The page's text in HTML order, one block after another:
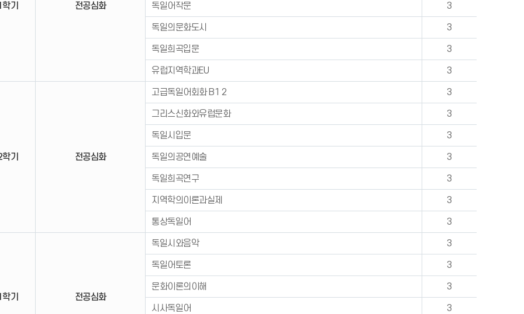
기 전공심화 독일어작문 3
독일의문화도시 3
독일희곡입문 3
유럽지역학과EU 3
기 전공심화
고급독일어회화 B1 2 3
그리스신화와유럽문화 3
독일시입문 3
독일의공연예술 3
독일희곡연구 3
지역학의이론과실제 3
통상독일어 3
기 전공심화
독일시와음악 3
독일어토론 3
문화이론의이해 3
시사독일어 3